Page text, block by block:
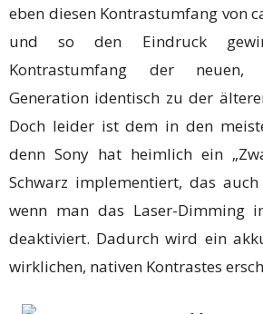
eben diesen Kontrastumfang von
und so den Eindruck
Kontrastumfang der neuen,
Generation identisch zu der
Doch leider ist dem in den
denn Sony hat heimlich ein
Schwarz implementiert, das
wenn man das Laser-Dimming
deaktiviert. Dadurch wird ein
wirklichen, nativen Kontrastes